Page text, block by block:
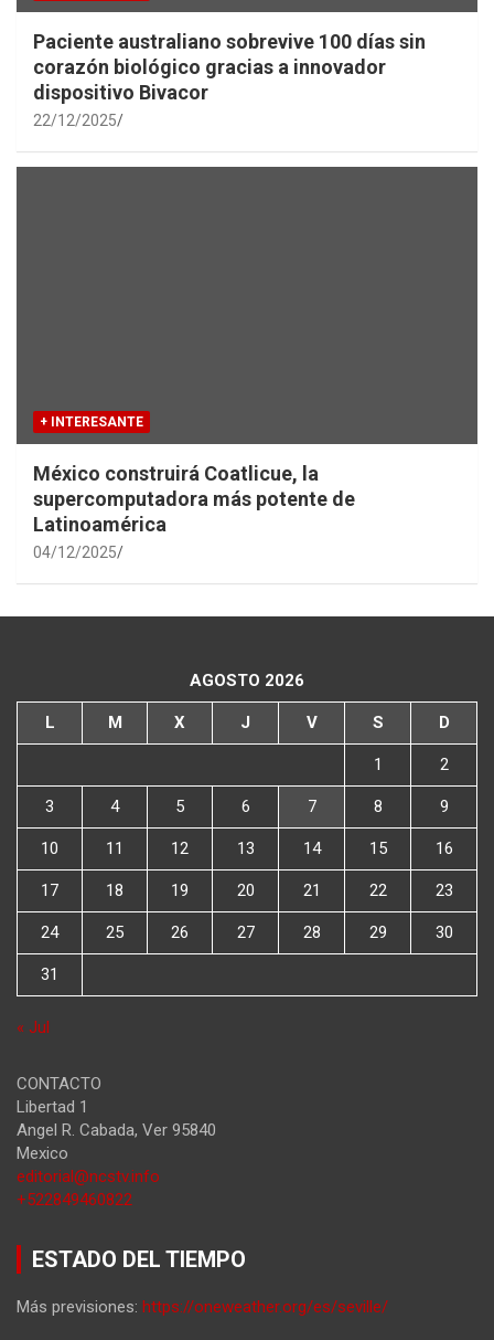
Paciente australiano sobrevive 100 días sin
corazón biológico gracias a innovador
dispositivo Bivacor
22/12/2025
+ INTERESANTE
México construirá Coatlicue, la
supercomputadora más potente de
Latinoamérica
04/12/2025
AGOSTO 2026
L M X J V S D
1 2
3 4 5 6 7 8 9
10 11 12 13 14 15 16
17 18 19 20 21 22 23
24 25 26 27 28 29 30
31
« Jul
CONTACTO
Libertad 1
Angel R. Cabada, Ver 95840
Mexico
editorial@ncstv.info
+522849460822
ESTADO DEL TIEMPO
Más previsiones: https://oneweather.org/es/seville/